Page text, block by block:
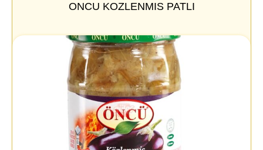
ONCU KOZLENMIS PATLI